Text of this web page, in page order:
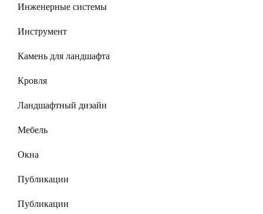
Инженерные системы
Инструмент
Камень для ландшафта
Кровля
Ландшафтный дизайн
Мебель
Окна
Публикации
Публикации